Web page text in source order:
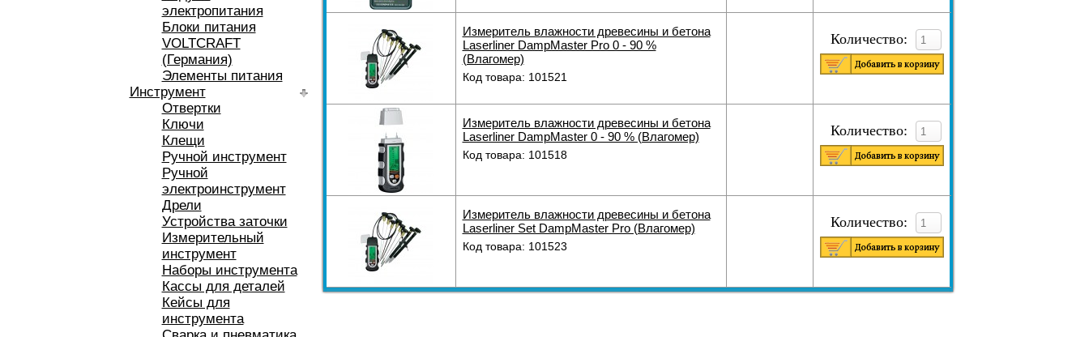
электропитания
Блоки питания
VOLTCRAFT
(Германия)
Элементы питания
Инструмент
Отвертки
Ключи
Клещи
Ручной инструмент
Ручной
электроинструмент
Дрели
Устройства заточки
Измерительный
инструмент
Наборы инструмента
Кассы для деталей
Кейсы для
инструмента
Измеритель влажности древесины и бетона
Laserliner DampMaster Pro 0 - 90 %
(Влагомер)
Код товара: 101521
Количество:
Измеритель влажности древесины и бетона
Laserliner DampMaster 0 - 90 % (Влагомер)
Код товара: 101518
Количество:
Измеритель влажности древесины и бетона
Laserliner Set DampMaster Pro (Влагомер)
Код товара: 101523
Количество: